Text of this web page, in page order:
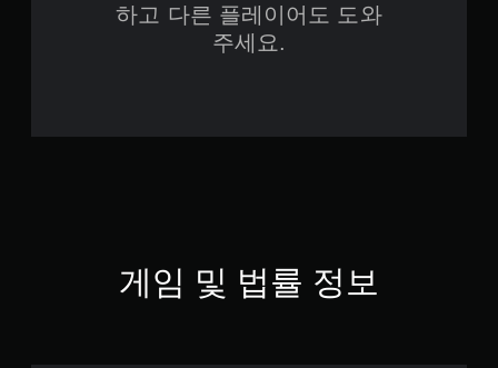
하고 다른 플레이어도 도와
주세요.
게임 및 법률 정보